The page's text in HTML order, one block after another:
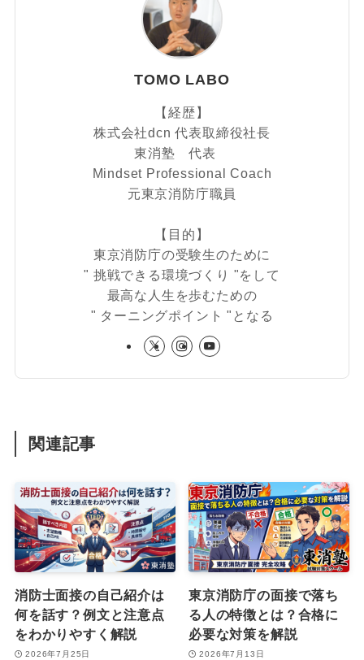
TOMO LABO
【経歴】
株式会社dcn 代表取締役社長
東消塾 代表
Mindset Professional Coach
元東京消防庁職員
【目的】
東京消防庁の受験生のために
" 挑戦できる環境づくり "をして
最高な人生を歩むための
" ターニングポイント "となる
関連記事
消防士面接の自己紹介は
何を話す？例文と注意点
をわかりやすく解説
2026年7月25日
東京消防庁の面接で落ち
る人の特徴とは？合格に
必要な対策を解説
2026年7月13日